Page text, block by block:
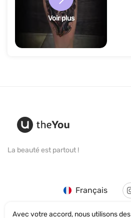
Voir plus
La beauté est partout !
Français
Avec votre accord, nous utilisons des